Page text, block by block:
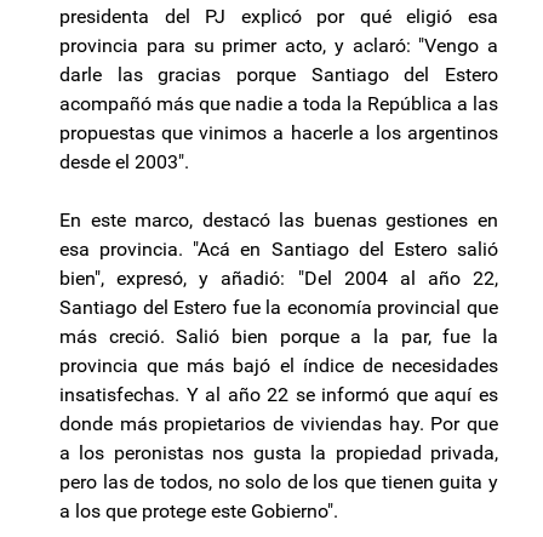
presidenta del PJ explicó por qué eligió esa
provincia para su primer acto, y aclaró: "Vengo a
darle las gracias porque Santiago del Estero
acompañó más que nadie a toda la República a las
propuestas que vinimos a hacerle a los argentinos
desde el 2003".
En este marco, destacó las buenas gestiones en
esa provincia. "Acá en Santiago del Estero salió
bien", expresó, y añadió: "Del 2004 al año 22,
Santiago del Estero fue la economía provincial que
más creció. Salió bien porque a la par, fue la
provincia que más bajó el índice de necesidades
insatisfechas. Y al año 22 se informó que aquí es
donde más propietarios de viviendas hay. Por que
a los peronistas nos gusta la propiedad privada,
pero las de todos, no solo de los que tienen guita y
a los que protege este Gobierno".